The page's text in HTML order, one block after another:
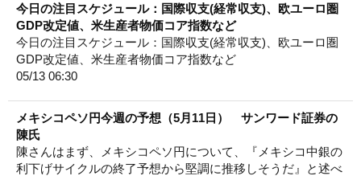
今日の注目スケジュール：国際収支(経常収支)、欧ユーロ圏
GDP改定値、米生産者物価コア指数など
今日の注目スケジュール：国際収支(経常収支)、欧ユーロ圏
GDP改定値、米生産者物価コア指数など
05/13 06:30
メキシコペソ円今週の予想（5月11日） サンワード証券の
陳氏
陳さんはまず、メキシコペソ円について、『メキシコ中銀の
利下げサイクルの終了予想から堅調に推移しそうだ』と述べ